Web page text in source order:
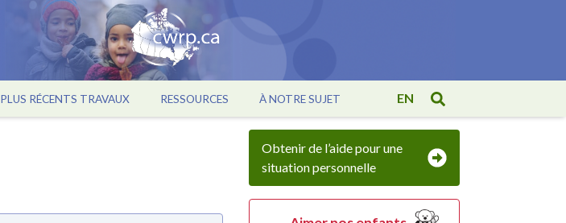
PLUS RÉCENTS TRAVAUX RESSOURCES À NOTRE SUJET EN
Obtenir de l’aide pour une
situation personnelle